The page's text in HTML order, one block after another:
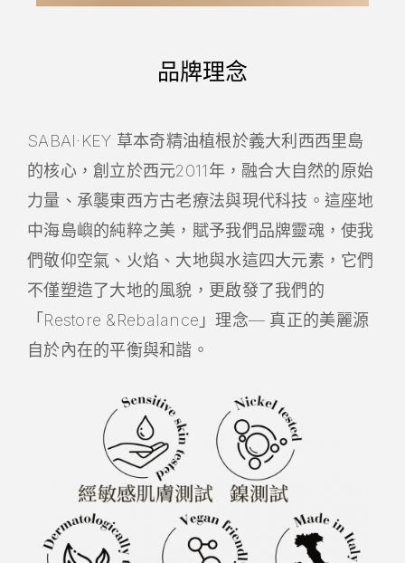
品牌理念
SABAI·KEY 草本奇精油植根於義⼤利⻄⻄⾥島
的核⼼，創立於⻄元2011年，融合⼤⾃然的原始
⼒量、承襲東⻄⽅古老療法與現代科技。這座地
中海島嶼的純粹之美，賦予我們品牌靈魂，使我
們敬仰空氣、火焰、⼤地與⽔這四⼤元素，它們
不僅塑造了⼤地的風貌，更啟發了我們的
「Restore &Rebalance」理念— 真正的美麗源
⾃於內在的平衡與和諧。